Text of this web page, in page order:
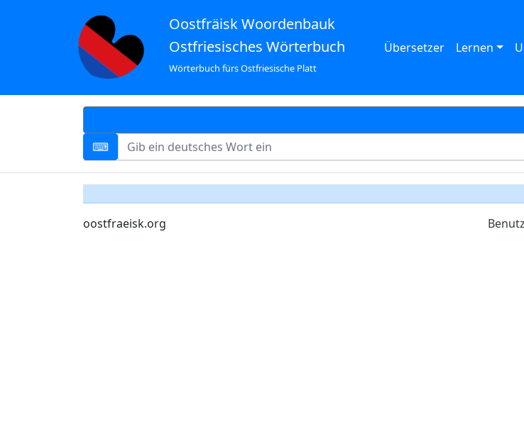
Oostfräisk Woordenbauk
Ostfriesisches Wörterbuch
Wörterbuch fürs Ostfriesische Platt
Übersetzer Lernen
oostfraeisk.org